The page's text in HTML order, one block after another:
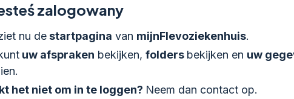
zalogowany
nu destartpagina van mijnFlevoziekenhuis.
uw afspraken bekijken, folders bekijken en uw
het niet om in te loggen? Neem dan contact op.